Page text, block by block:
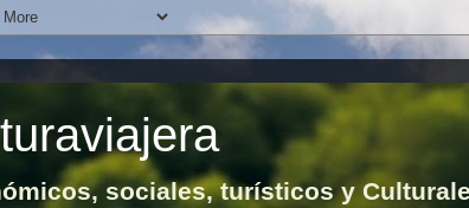
sociales, turísticos y